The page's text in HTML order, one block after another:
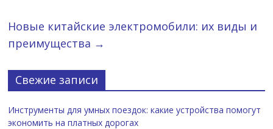
Новые китайские электромобили: их виды и
преимущества →
Свежие записи
Инструменты для умных поездок: какие устройства помогут
экономить на платных дорогах